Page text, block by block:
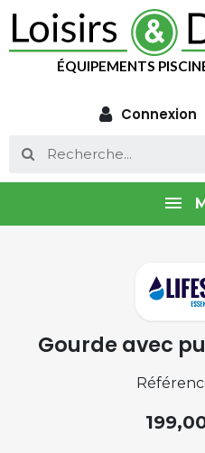
ÉQUIPEMENTS
Connexion
Gourde avec